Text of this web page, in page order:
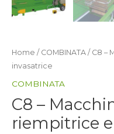
Home / COMBINATA / C8 –
invasatrice
COMBINATA
C8 –
riempitrice